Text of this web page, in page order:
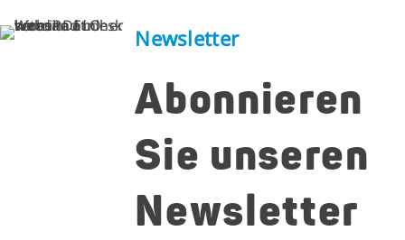
Newsletter
Abonnieren
Sie unseren
Newsletter